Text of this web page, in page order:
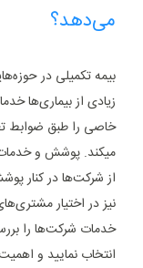
می‌دهد؟
بیمه تکمیلی در
زیادی از بیماری‌ها
خاصی را طبق ضوابط
میکند. پوشش و
از شرکت‌ها در کنار
نیز در اختیار
خدمات شرکت‌ها را
انتخاب نمایید و